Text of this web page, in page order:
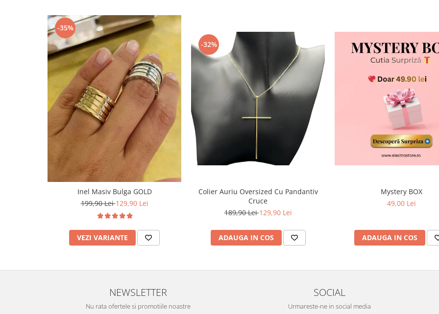
-35%
Inel Masiv Bulga GOLD
199,90 Lei129,90 Lei
VEZI VARIANTE
-32%
Colier Auriu Oversized Cu Pandantiv
Cruce
189,90 Lei129,90 Lei
ADAUGA IN COS
Mystery BOX
49,00 Lei
ADAUGA IN COS
NEWSLETTER
Nu rata ofertele si promotiile noastre
SOCIAL
Urmareste-ne in social media